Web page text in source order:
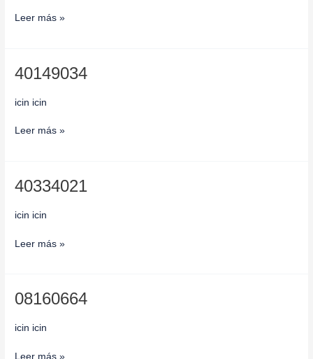
Leer más »
40149034
icin icin
40149034
Leer más »
40334021
icin icin
40334021
Leer más »
08160664
icin icin
08160664
Leer más »